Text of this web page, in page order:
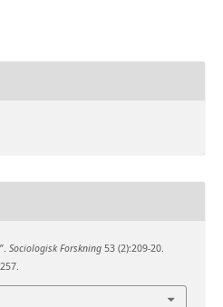
Sociologisk Forskning53 (2):209-20.